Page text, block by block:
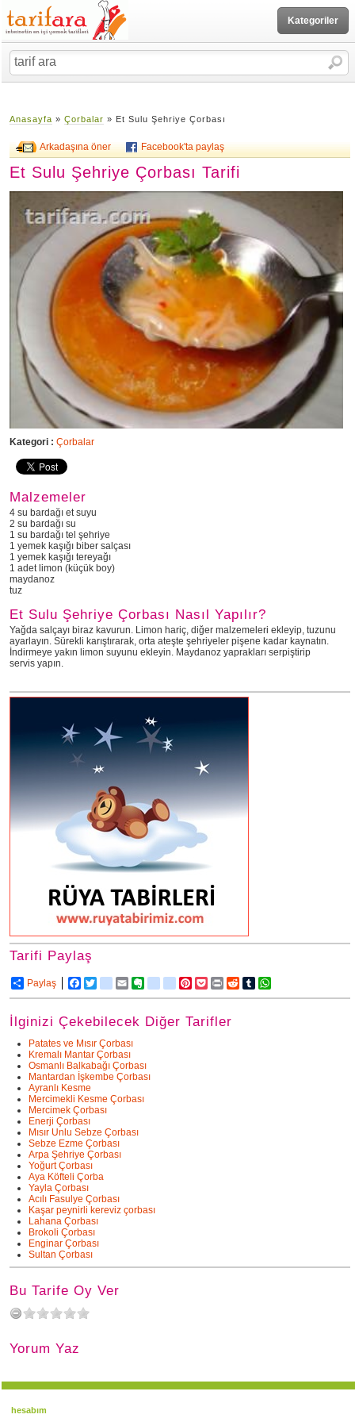
Kategoriler
Anasayfa » Çorbalar » Et Sulu Şehriye Çorbası
Arkadaşına öner Facebook'ta paylaş
Et Sulu Şehriye Çorbası Tarifi
Kategori : Çorbalar
Malzemeler
4 su bardağı et suyu
2 su bardağı su
1 su bardağı tel şehriye
1 yemek kaşığı biber salçası
1 yemek kaşığı tereyağı
1 adet limon (küçük boy)
maydanoz
tuz
Et Sulu Şehriye Çorbası Nasıl Yapılır?
Yağda salçayı biraz kavurun. Limon hariç, diğer malzemeleri ekleyip, tuzunu
ayarlayın. Sürekli karıştırarak, orta ateşte şehriyeler pişene kadar kaynatın.
İndirmeye yakın limon suyunu ekleyin. Maydanoz yaprakları serpiştirip
servis yapın.
Tarifi Paylaş
Paylaş Facebook
Twitterdelicious
Email Evernotefriendfeed
google_bookmarks
Pinterest
Pocket
Print RedditTumblr
İlginizi Çekebilecek Diğer Tarifler
Patates ve Mısır Çorbası
Kremalı Mantar Çorbası
Osmanlı Balkabağı Çorbası
Mantardan İşkembe Çorbası
Ayranlı Kesme
Mercimekli Kesme Çorbası
Mercimek Çorbası
Enerji Çorbası
Mısır Unlu Sebze Çorbası
Sebze Ezme Çorbası
Arpa Şehriye Çorbası
Yoğurt Çorbası
Aya Köfteli Çorba
Yayla Çorbası
Acılı Fasulye Çorbası
Kaşar peynirli kereviz çorbası
Lahana Çorbası
Brokoli Çorbası
Enginar Çorbası
Sultan Çorbası
Bu Tarife Oy Ver
Yorum Yaz
hesabım